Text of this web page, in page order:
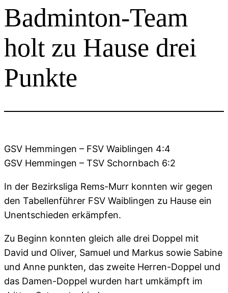
Badminton-Team
holt zu Hause drei
Punkte
GSV Hemmingen – FSV Waiblingen 4:4
GSV Hemmingen – TSV Schornbach 6:2
In der Bezirksliga Rems-Murr konnten wir gegen
den Tabellenführer FSV Waiblingen zu Hause ein
Unentschieden erkämpfen.
Zu Beginn konnten gleich alle drei Doppel mit
David und Oliver, Samuel und Markus sowie Sabine
und Anne punkten, das zweite Herren-Doppel und
das Damen-Doppel wurden hart umkämpft im